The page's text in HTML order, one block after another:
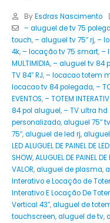
ByEsdras Nascimento
– aluguel de tv 75
touch,– aluguel tv 75″ rj,–
4k,– locação tv 75 smart,–
MULTIMIDIA,– aluguel tv 84
TV 84″ RJ,– locacao totem
locacao tv 84 polegada,–
EVENTOS,– TOTEM
84 pol aluguel,– TV ultra
personalizado,aluguel 75″ tv
75″,aluguel de led rj,
LED ALUGUEL DE PAINEL DE
SHOW,ALUGUEL DE PAINEL DE
VALOR,aluguel de plasma,
Interativo e Locação de
Interativo E Locação De
Vertical 43″,aluguel de
touchscreen,aluguel de tv,